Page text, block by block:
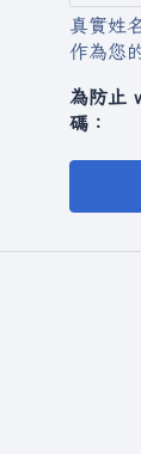
真實姓
作為您
為防止
碼：